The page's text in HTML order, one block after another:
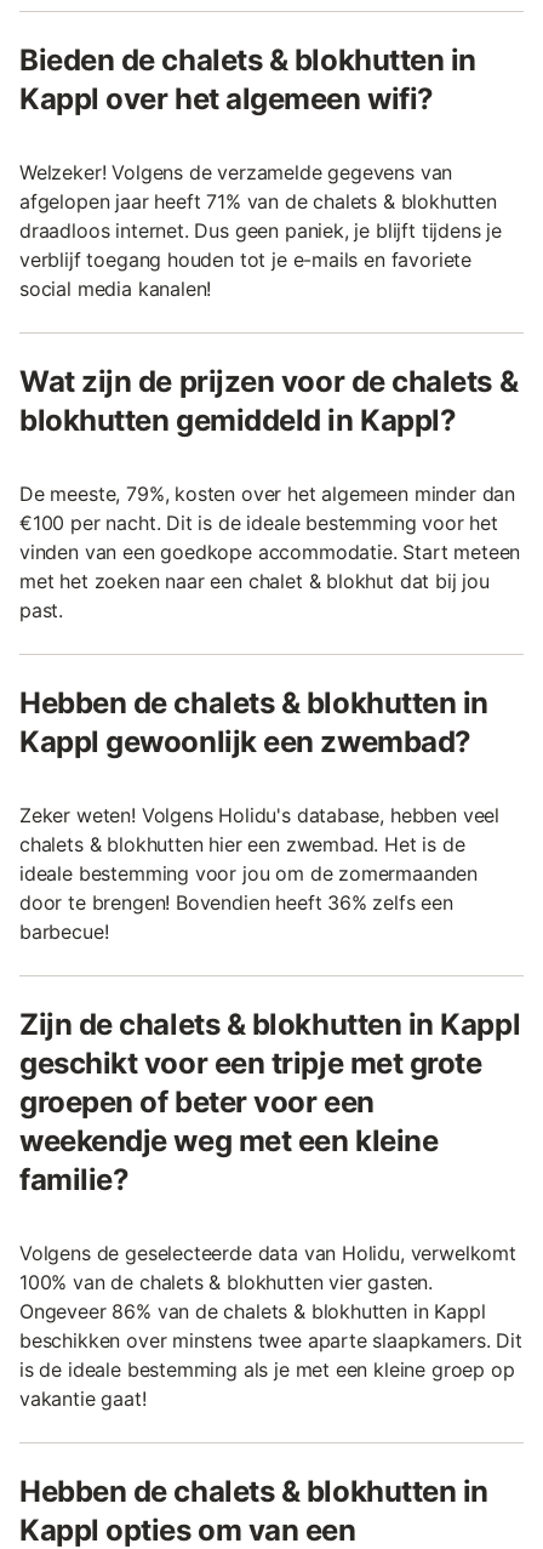
Bieden de chalets & blokhutten in
Kappl over het algemeen wifi?
Welzeker! Volgens de verzamelde gegevens van
afgelopen jaar heeft 71% van de chalets & blokhutten
draadloos internet. Dus geen paniek, je blijft tijdens je
verblijf toegang houden tot je e-mails en favoriete
social media kanalen!
Wat zijn de prijzen voor de chalets &
blokhutten gemiddeld in Kappl?
De meeste, 79%, kosten over het algemeen minder dan
€100 per nacht. Dit is de ideale bestemming voor het
vinden van een goedkope accommodatie. Start meteen
met het zoeken naar een chalet & blokhut dat bij jou
past.
Hebben de chalets & blokhutten in
Kappl gewoonlijk een zwembad?
Zeker weten! Volgens Holidu's database, hebben veel
chalets & blokhutten hier een zwembad. Het is de
ideale bestemming voor jou om de zomermaanden
door te brengen! Bovendien heeft 36% zelfs een
barbecue!
Zijn de chalets & blokhutten in Kappl
geschikt voor een tripje met grote
groepen of beter voor een
weekendje weg met een kleine
familie?
Volgens de geselecteerde data van Holidu, verwelkomt
100% van de chalets & blokhutten vier gasten.
Ongeveer 86% van de chalets & blokhutten in Kappl
beschikken over minstens twee aparte slaapkamers. Dit
is de ideale bestemming als je met een kleine groep op
vakantie gaat!
Hebben de chalets & blokhutten in
Kappl opties om van een